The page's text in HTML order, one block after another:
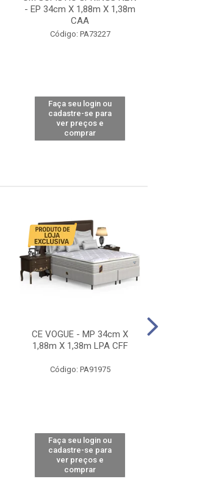
- EP 34cm X 1,88m X 1,38m
CAA
Código: PA73227
Faça seu login ou
cadastre-se para
ver preços e
comprar
CE VOGUE - MP 34cm X
1,88m X 1,38m LPA CFF
Código: PA91975
Faça seu login ou
cadastre-se para
ver preços e
comprar